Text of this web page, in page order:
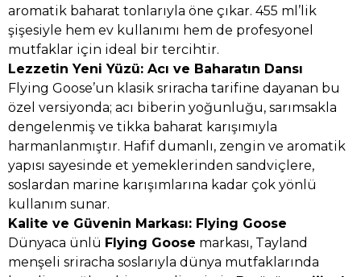
aromatik baharat tonlarıyla öne çıkar. 455 ml’lik
şişesiyle hem ev kullanımı hem de profesyonel
mutfaklar için ideal bir tercihtir.
Lezzetin Yeni Yüzü: Acı ve Baharatın Dansı
Flying Goose’un klasik sriracha tarifine dayanan bu
özel versiyonda; acı biberin yoğunluğu, sarımsakla
dengelenmiş ve tikka baharat karışımıyla
harmanlanmıştır. Hafif dumanlı, zengin ve aromatik
yapısı sayesinde et yemeklerinden sandviçlere,
soslardan marine karışımlarına kadar çok yönlü
kullanım sunar.
Kalite ve Güvenin Markası: Flying Goose
Dünyaca ünlü Flying Goose markası, Tayland
menşeli sriracha soslarıyla dünya mutfaklarında